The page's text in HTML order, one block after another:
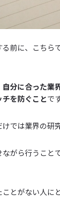
前に、こちら
自分に合った業
を防ぐことで
では業界の研
がら行うこと
とがない人に